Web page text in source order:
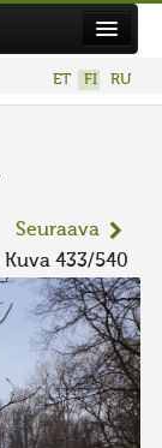
ET FI RU
Seuraava
Kuva 433/540